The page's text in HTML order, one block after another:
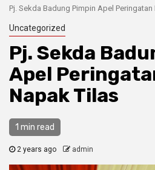
Pj. Sekda Badung Pimpin Apel
Uncategorized
Pj. Sekda
Apel
Napak Tilas
1 min read
2 years ago admin